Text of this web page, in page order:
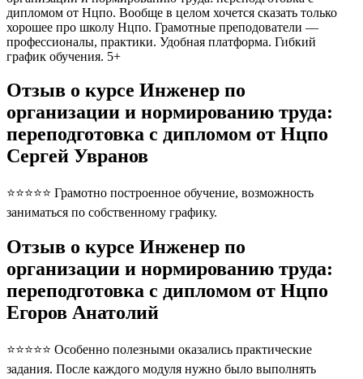
дипломом от Нцпо. Вообще в целом хочется сказать только
хорошее про школу Нцпо. Грамотные преподователи —
профессионалы, практики. Удобная платформа. Гибкий
график обучения. 5+
Отзыв о курсе Инженер по
организации и нормированию труда:
переподготовка с дипломом от Нцпо
Сергей Увранов
⭐⭐⭐⭐⭐ Грамотно построенное обучение, возможность
заниматься по собственному графику.
Отзыв о курсе Инженер по
организации и нормированию труда:
переподготовка с дипломом от Нцпо
Егоров Анатолий
⭐⭐⭐⭐⭐ Особенно полезными оказались практические
задания. После каждого модуля нужно было выполнять